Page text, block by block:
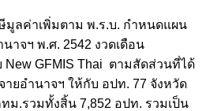
มูลค่าเพิ่มตาม พ.ร.บ. กำหนดแผน
าจฯ พ.ศ. 2542 งวดเดือน
GFMIS Thai ตามสัดส่วนที่ได้
ยอำนาจฯ ให้กับ อปท. 77 จังหวัด
ม.รวมทั้งสิ้น 7,852 อปท. รวมเป็น